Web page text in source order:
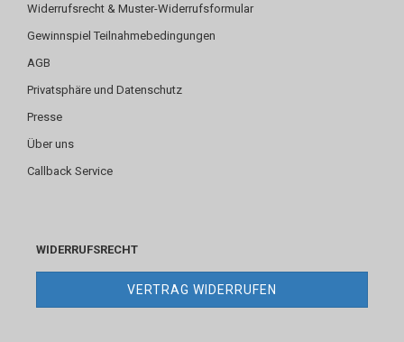
Widerrufsrecht & Muster-Widerrufsformular
Gewinnspiel Teilnahmebedingungen
AGB
Privatsphäre und Datenschutz
Presse
Über uns
Callback Service
WIDERRUFSRECHT
VERTRAG WIDERRUFEN